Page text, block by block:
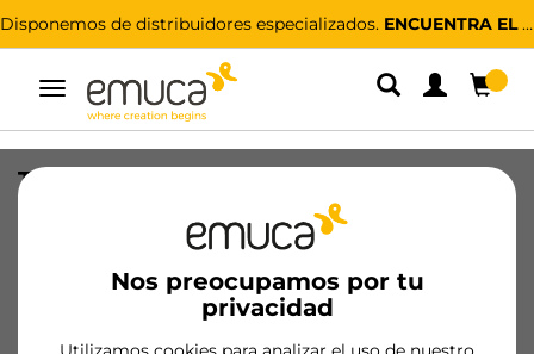
Disponemos de distribuidores especializados. ENCUENTRA EL MÁS CERCANO
Alternar
navegación
Nos preocupamos por tu
privacidad
Tornillo para enganche System Ø14,
M8x10, tablero de 18mm, Zamak,
8111601/EAN 8432393357171
Productos esenciales